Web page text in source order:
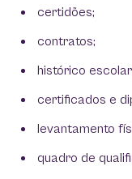
certidões;
contratos;
histórico
certificados e
levantamento
quadro de